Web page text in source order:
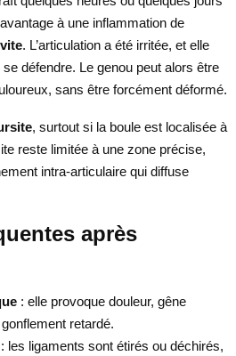
à une inflammation de
. L’articulation a été irritée, et elle
défendre. Le genou peut alors être
sans être forcément déformé.
, surtout si la boule est localisée à
reste limitée à une zone précise,
intra-articulaire qui diffuse
après
: elle provoque douleur, gêne
retardé.
: les ligaments sont étirés ou déchirés,